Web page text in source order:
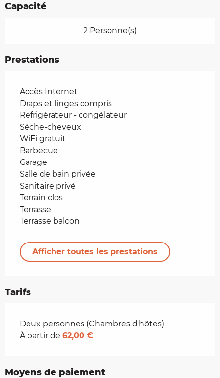
Capacité
2 Personne(s)
Prestations
Accès Internet
Draps et linges compris
Réfrigérateur - congélateur
Sèche-cheveux
WiFi gratuit
Barbecue
Garage
Salle de bain privée
Sanitaire privé
Terrain clos
Terrasse
Terrasse balcon
Afficher toutes les prestations
Tarifs
Tarifs 2026
Deux personnes (Chambres d'hôtes)
À partir de 62,00 €
Moyens de paiement